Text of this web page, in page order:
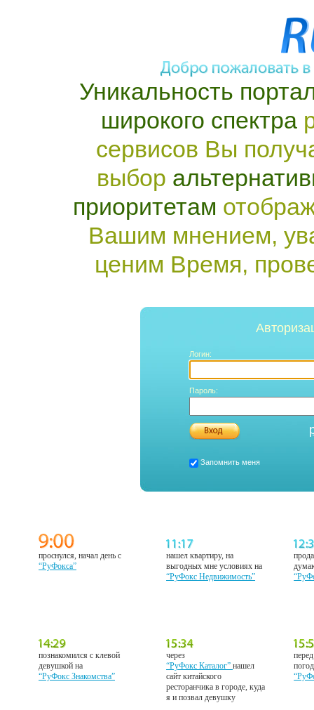
Уникальность
широкого спектра
сервисов Вы
выбор
приоритетам
Вашим мнением,
ценим Время,
Логин:
Пароль:
Запомнить меня
проснулся, начал день с
“РуФокса”
нашел квартиру, на
выгодных мне условиях на
“РуФокс Недвижимость”
познакомился с клевой
девушкой на
“РуФокс Знакомства”
через
“РуФокс Каталог”нашел
сайт китайского
ресторанчика в городе, куда
я и позвал девушку